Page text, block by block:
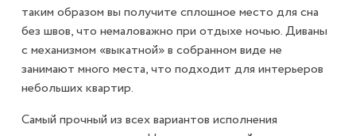
таким образом вы получите сплошное место для сна
без швов, что немаловажно при отдыхе ночью. Диваны
с механизмом «выкатной» в собранном виде не
занимают много места, что подходит для интерьеров
небольших квартир.
Самый прочный из всех вариантов исполнения